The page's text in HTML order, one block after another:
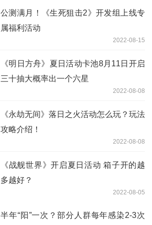
公测满月！《生死狙击2》开发组上线专
属福利活动
2022-08-15
《明日方舟》夏日活动卡池8月11日开启
三十抽大概率出一个六星
2022-08-08
《永劫无间》落日之火活动怎么玩？玩法
攻略介绍！
2022-08-08
《战舰世界》开启夏日活动 箱子开的越
多越好？
2022-08-05
半年“阳”一次？部分人群每年感染2-3次